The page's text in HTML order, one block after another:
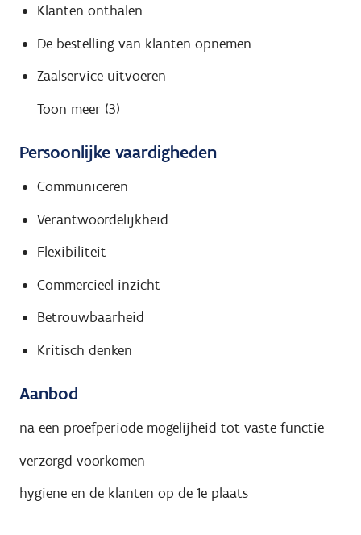
Klanten onthalen
De bestelling van klanten opnemen
Zaalservice uitvoeren
Toon meer (3)
Persoonlijke vaardigheden
Communiceren
Verantwoordelijkheid
Flexibiliteit
Commercieel inzicht
Betrouwbaarheid
Kritisch denken
Aanbod
na een proefperiode mogelijheid tot vaste functie
verzorgd voorkomen
hygiene en de klanten op de 1e plaats